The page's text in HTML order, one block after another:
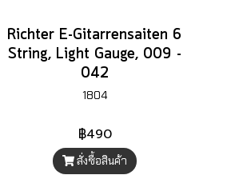
Richter E-Gitarrensaiten 6
String, Light Gauge, 009 -
042
1804
฿490
สั่งซื้อสินค้า